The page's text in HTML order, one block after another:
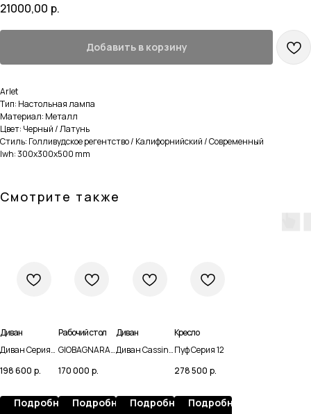
21000,00 р.
Добавить в корзину
Arlet
Тип: Настольная лампа
Материал: Металл
Цвет: Черный / Латунь
Стиль: Голливудское регентство / Калифорнийский / Современный
lwh: 300x300x500 mm
Смотрите также
Диван
Диван Серия
198 600 р.
Подробнее
Рабочий стол
GIOBAGNARA
170 000 р.
Подробнее
Диван
Диван Cassina
Подробнее
Кресло
Пуф Серия 12
278 500 р.
Подробнее
Навигация
Доставка и оплата
Каталог
Сантехника